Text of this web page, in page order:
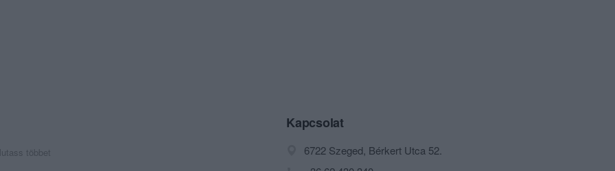
többet
Kapcsolat
6722 Szeged, Bérkert Utca 52.